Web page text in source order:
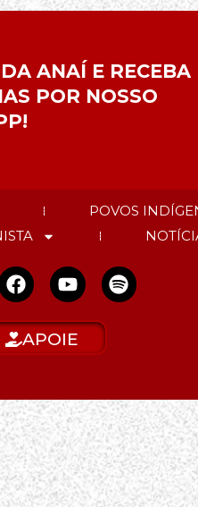
ANAÍ E RECEBA
POR NOSSO
POVOS
APOIE